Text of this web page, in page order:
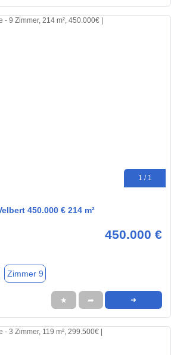
1 / 1
450.000 € 214 m²
450.000 €
Zimmer 9
★ ➦ ➜